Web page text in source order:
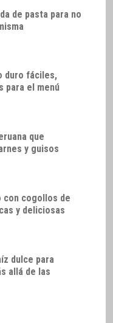
de pasta para no
duro fáciles,
para el menú
que
y guisos
con cogollos de
y deliciosas
dulce para
allá de las